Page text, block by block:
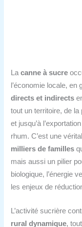
Lacanne à sucre
l’économie locale, en
directs et indirects
tout un territoire, de
et jusqu’à
rhum. C’est une
milliers de familles
mais aussi un pilier
biologique, l’énergie
les enjeux de
L’activité sucrière
rural dynamique,